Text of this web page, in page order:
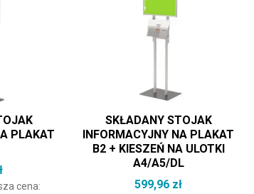
PLAKAT
cena:
SKŁADANY STOJAK
INFORMACYJNY NA PLAKAT
B2 + KIESZEŃ NA ULOTKI
A4/A5/DL
599,96 zł